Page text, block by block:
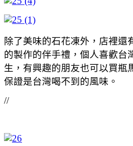
除了美味的石花凍外，店裡還
的製作的伴手禮，個人喜歡台
生，有興趣的朋友也可以買瓶
保證是台灣喝不到的風味。
//